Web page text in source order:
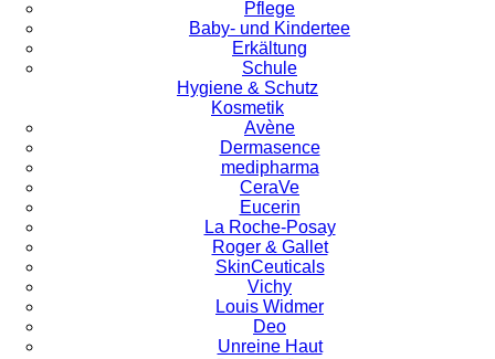
Pflege
Baby- und Kindertee
Erkältung
Schule
Hygiene & Schutz
Kosmetik
Avène
Dermasence
medipharma
CeraVe
Eucerin
La Roche-Posay
Roger & Gallet
SkinCeuticals
Vichy
Louis Widmer
Deo
Unreine Haut